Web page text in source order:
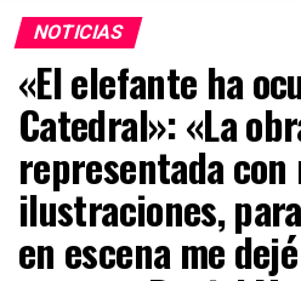
NOTICIAS
«El elefante ha
Catedral»: «La
representada con
ilustraciones,
en escena me